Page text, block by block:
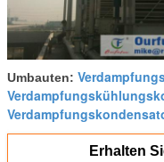
Umbauten:
Erhalten